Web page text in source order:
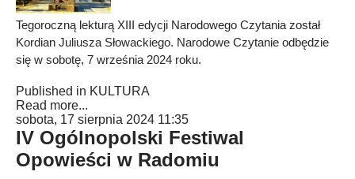
Tegoroczną lekturą XIII edycji Narodowego Czytania został
Kordian Juliusza Słowackiego. Narodowe Czytanie odbędzie
się w sobotę, 7 września 2024 roku.
Published in KULTURA
Read more...
sobota, 17 sierpnia 2024 11:35
IV Ogólnopolski Festiwal
Opowieści w Radomiu